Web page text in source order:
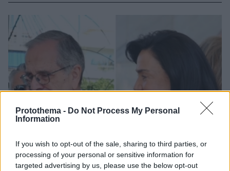
Protothema - Do Not Process My Personal
Information
If you wish to opt-out of the sale, sharing to third parties, or
processing of your personal or sensitive information for
targeted advertising by us, please use the below opt-out